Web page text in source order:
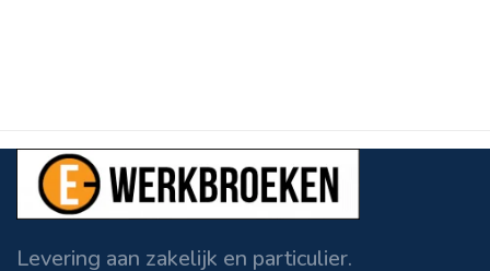
Levering aan zakelijk en particulier.